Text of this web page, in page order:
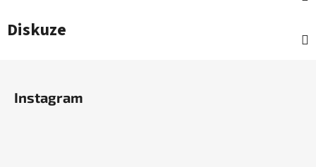
Diskuze
Instagram